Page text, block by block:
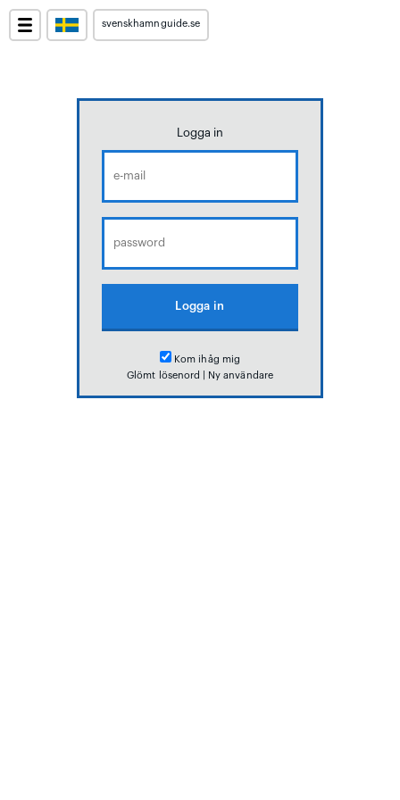
svenskhamnguide.se
Logga in
Kom ihåg mig
Glömt lösenord
Ny användare